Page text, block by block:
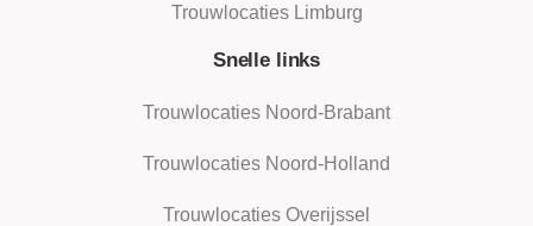
Trouwlocaties Limburg
Snelle links
Trouwlocaties Noord-Brabant
Trouwlocaties Noord-Holland
Trouwlocaties Overijssel